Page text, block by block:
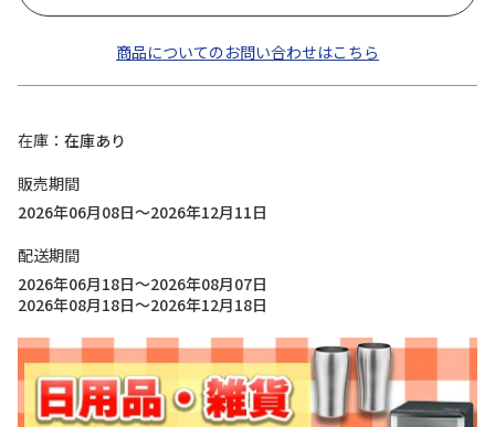
商品についてのお問い合わせはこちら
在庫
在庫あり
販売期間
2026年06月08日～2026年12月11日
配送期間
2026年06月18日～2026年08月07日
2026年08月18日～2026年12月18日